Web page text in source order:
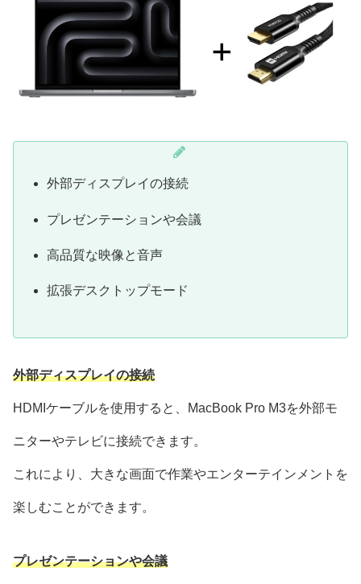
外部ディスプレイの接続
プレゼンテーションや会議
高品質な映像と音声
拡張デスクトップモード
外部ディスプレイの接続
HDMIケーブルを使用すると、MacBook Pro M3を外部モ
ニターやテレビに接続できます。
これにより、大きな画面で作業やエンターテインメントを
楽しむことができます。
プレゼンテーションや会議